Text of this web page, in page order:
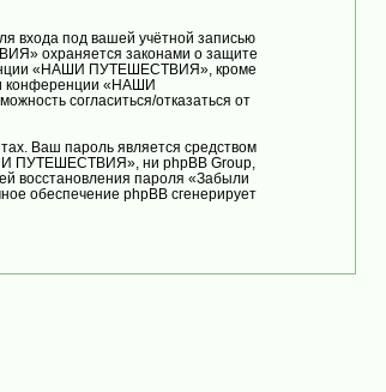
входа под вашей учётной записью
охраняется законами о защите
«НАШИ ПУТЕШЕСТВИЯ», кроме
конференции «НАШИ
согласиться/отказаться от
Ваш пароль является средством
ПУТЕШЕСТВИЯ», ни phpBB Group,
восстановления пароля «Забыли
обеспечение phpBB сгенерирует